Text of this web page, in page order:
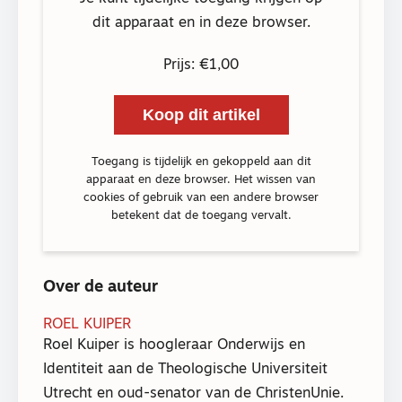
dit apparaat en in deze browser.
Prijs: €1,00
Koop dit artikel
Toegang is tijdelijk en gekoppeld aan dit
apparaat en deze browser. Het wissen van
cookies of gebruik van een andere browser
betekent dat de toegang vervalt.
Over de auteur
ROEL KUIPER
Roel Kuiper is hoogleraar Onderwijs en
Identiteit aan de Theologische Universiteit
Utrecht en oud-senator van de ChristenUnie.